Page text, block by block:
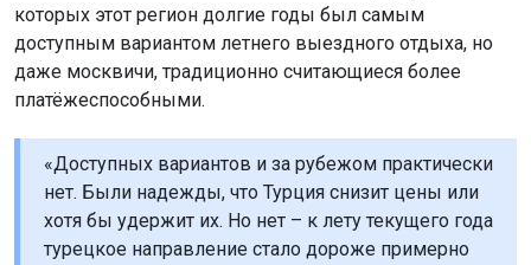
которых этот регион долгие годы был самым
доступным вариантом летнего выездного отдыха, но
даже москвичи, традиционно считающиеся более
платёжеспособными.
«Доступных вариантов и за рубежом практически
нет. Были надежды, что Турция снизит цены или
хотя бы удержит их. Но нет – к лету текущего года
турецкое направление стало дороже примерно